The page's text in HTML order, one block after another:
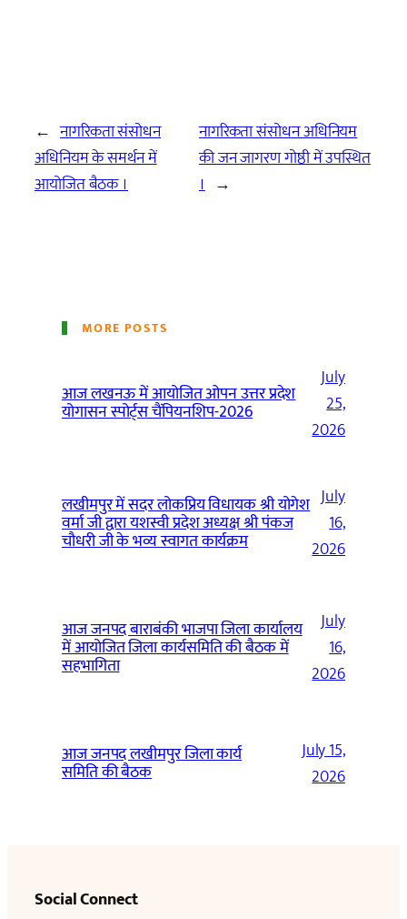
← नागरिकता संसोधन
अधिनियम के समर्थन में
आयोजित बैठक ।
नागरिकता संसोधन अधिनियम
की जन जागरण गोष्ठी में उपस्थित
। →
MORE POSTS
आज लखनऊ में आयोजित ओपन उत्तर प्रदेश
योगासन स्पोर्ट्स चैंपियनशिप-2026
July
25,
2026
लखीमपुर में सदर लोकप्रिय विधायक श्री योगेश
वर्मा जी द्वारा यशस्वी प्रदेश अध्यक्ष श्री पंकज
चौधरी जी के भव्य स्वागत कार्यक्रम
July
16,
2026
आज जनपद बाराबंकी भाजपा जिला कार्यालय
में आयोजित जिला कार्यसमिति की बैठक में
सहभागिता
July
16,
2026
आज जनपद लखीमपुर जिला कार्य
समिति की बैठक
July 15,
2026
Social Connect